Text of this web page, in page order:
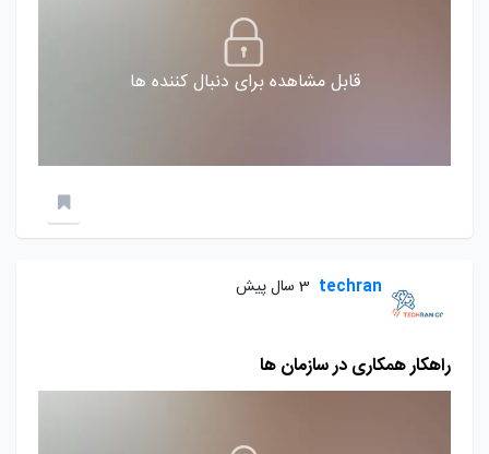
قابل مشاهده برای دنبال کننده ها
techran 3 سال پیش
راهکار همکاری در سازمان ها